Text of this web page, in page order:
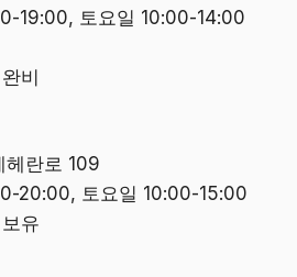
19:00, 토요일 10:00-14:00
비
헤란로 109
20:00, 토요일 10:00-15:00
유